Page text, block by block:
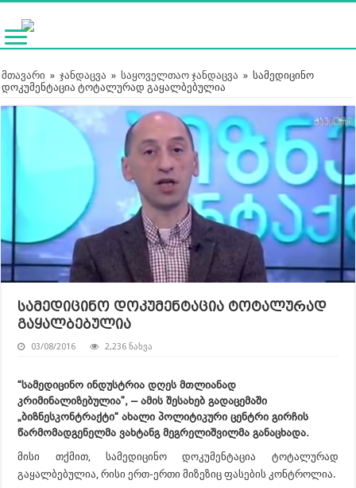
მთავარი » ჯანდაცვა » საყოველთაო ჯანდაცვა » სამედიცინო
დოკუმენტაცია ტოტალურად გაყალბებულია
სამედიცინო დოკუმენტაცია ტოტალურად
გაყალბებულია
03/08/2016 2,236 ნახვა
“სამედიცინო ინდუსტრია დღეს მთლიანად
კრიმინალიზებულია”, – ამის შესახებ გადაცემაში
„ბიზნესკონტრაქტი“ ახალი პოლიტიკური ცენტრი გირჩის
წარმომადგენელმა ვახტანგ მეგრელიშვილმა განაცხადა.
მისი თქმით, სამედიცინო დოკუმენტაცია ტოტალურად
გაყალბებულია, რისი ერთ-ერთი მიზეზიც ფასების კონტროლია.